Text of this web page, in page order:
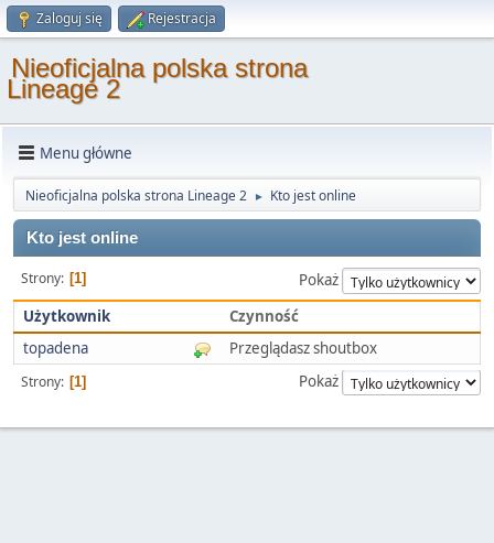
Zaloguj się Rejestracja
Nieoficjalna polska strona
Lineage 2
Menu główne
Nieoficjalna polska strona Lineage 2 ► Kto jest online
Kto jest online
Strony 1
Pokaż
Użytkownik
Czynność
topadena
Przeglądasz shoutbox
Strony 1 Pokaż